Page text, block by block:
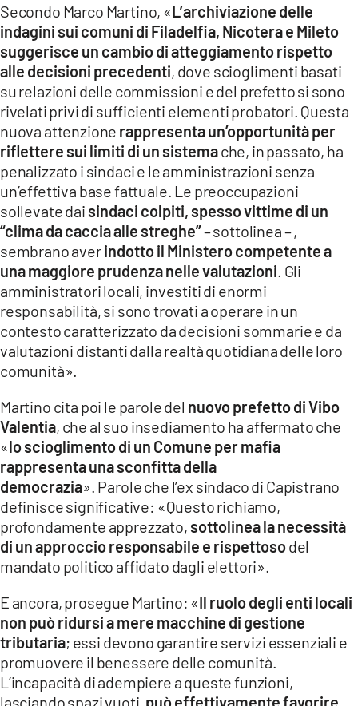
Secondo Marco Martino, «L’archiviazione delle
indagini sui comuni di Filadelfia, Nicotera e Mileto
suggerisce un cambio di atteggiamento rispetto
alle decisioni precedenti, dove scioglimenti basati
su relazioni delle commissioni e del prefetto si sono
rivelati privi di sufficienti elementi probatori. Questa
nuova attenzione rappresenta un’opportunità per
riflettere sui limiti di un sistemache, in passato, ha
penalizzato i sindaci e le amministrazioni senza
un’effettiva base fattuale. Le preoccupazioni
sollevate dai sindaci colpiti, spesso vittime di un
“clima da caccia alle streghe”– sottolinea – ,
sembrano averindotto il Ministero competente a
una maggiore prudenza nelle valutazioni . Gli
amministratori locali, investiti di enormi
responsabilità, si sono trovati a operare in un
contesto caratterizzato da decisioni sommarie e da
valutazioni distanti dalla realtà quotidiana delle loro
comunità».
Martino cita poi le parole del nuovo prefetto di Vibo
Valentia, che al suo insediamento ha affermato che
«lo scioglimento di un Comune per mafia
rappresenta una sconfitta della
democrazia». Parole che l’ex sindaco di Capistrano
definisce significative: «Questo richiamo,
profondamente apprezzato, sottolinea la necessità
di un approccio responsabile e rispettosodel
mandato politico affidato dagli elettori».
E ancora, prosegue Martino: «Il ruolo degli enti locali
non può ridursi a mere macchine di gestione
tributaria; essi devono garantire servizi essenziali e
promuovere il benessere delle comunità.
L’incapacità di adempiere a queste funzioni,
lasciando spazi vuoti, può effettivamente favorire